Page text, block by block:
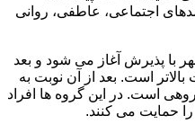
اجتماعی، عاطفی، روانی
با پذیرش آغاز می شود و بعد
است. بعد از آن نوبت به
است. در این گروه ها افراد
حمایت می کنند.